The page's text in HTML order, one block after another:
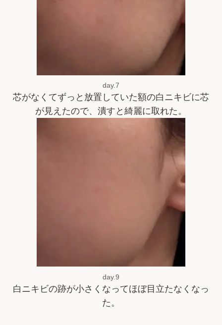
day.7
芯がなくてずっと放置していた額の白ニキビに芯
が見えたので、潰すと綺麗に取れた。
day.9
白ニキビの跡が小さくなってほぼ目立たなくなっ
た。